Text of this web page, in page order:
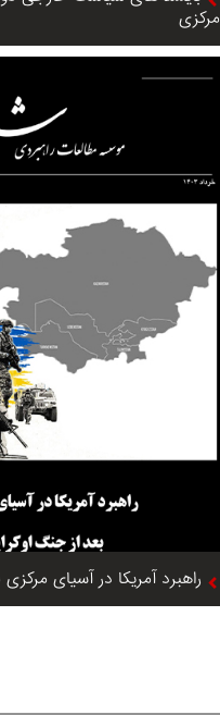
مرکزی
راهبرد آمریکا در آسیای